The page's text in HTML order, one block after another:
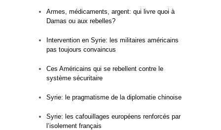
Armes, médicaments, argent: qui livre quoi à
Damas ou aux rebelles?
Intervention en Syrie: les militaires américains
pas toujours convaincus
Ces Américains qui se rebellent contre le
système sécuritaire
Syrie: le pragmatisme de la diplomatie chinoise
Syrie: les cafouillages européens renforcés par
l’isolement français